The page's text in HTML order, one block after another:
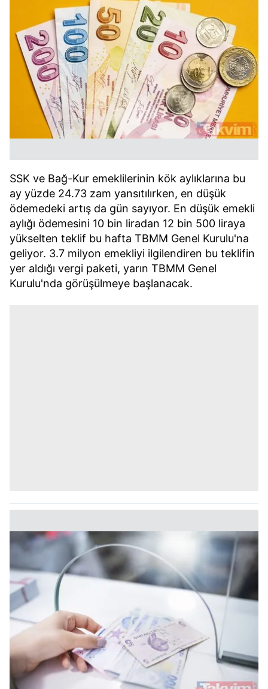
SSK ve Bağ-Kur emeklilerinin kök aylıklarına bu
ay yüzde 24.73 zam yansıtılırken, en düşük
ödemedeki artış da gün sayıyor. En düşük emekli
aylığı ödemesini 10 bin liradan 12 bin 500 liraya
yükselten teklif bu hafta TBMM Genel Kurulu'na
geliyor. 3.7 milyon emekliyi ilgilendiren bu teklifin
yer aldığı vergi paketi, yarın TBMM Genel
Kurulu'nda görüşülmeye başlanacak.